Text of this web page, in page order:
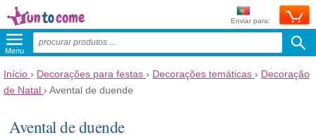
Enviar para:
Menu
Início › Decorações para festas › Decorações temáticas › Decoração
de Natal › Avental de duende
Avental de duende